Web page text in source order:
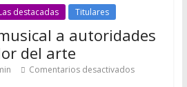
destacadas Titulares
a autoridades
del arte
Comentarios desactivados